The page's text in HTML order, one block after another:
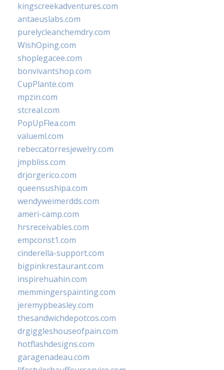
kingscreekadventures.com
antaeuslabs.com
purelycleanchemdry.com
WishOping.com
shoplegacee.com
bonvivantshop.com
CupPlante.com
mpzin.com
stcreal.com
PopUpFlea.com
valueml.com
rebeccatorresjewelry.com
jmpbliss.com
drjorgerico.com
queensushipa.com
wendyweimerdds.com
ameri-camp.com
hrsreceivables.com
empconst1.com
cinderella-support.com
bigpinkrestaurant.com
inspirehuahin.com
memmingerspainting.com
jeremypbeasley.com
thesandwichdepotcos.com
drgiggleshouseofpain.com
hotflashdesigns.com
garagenadeau.com